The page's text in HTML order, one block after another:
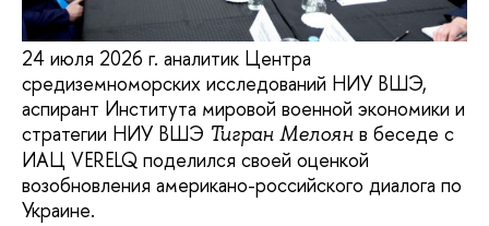
24 июля 2026 г. аналитик Центра
средиземноморских исследований НИУ ВШЭ,
аспирант Института мировой военной экономики и
стратегии НИУ ВШЭ Тигран Мелоян в беседе с
ИАЦ VERELQ поделился своей оценкой
возобновления американо-российского диалога по
Украине.